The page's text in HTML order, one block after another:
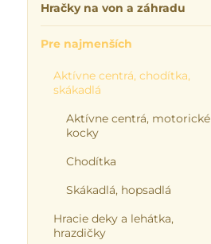
Hračky na von a záhradu
Pre najmenších
Aktívne centrá, chodítka,
skákadlá
Aktívne centrá, motorické
kocky
Chodítka
Skákadlá, hopsadlá
Hracie deky a lehátka,
hrazdičky